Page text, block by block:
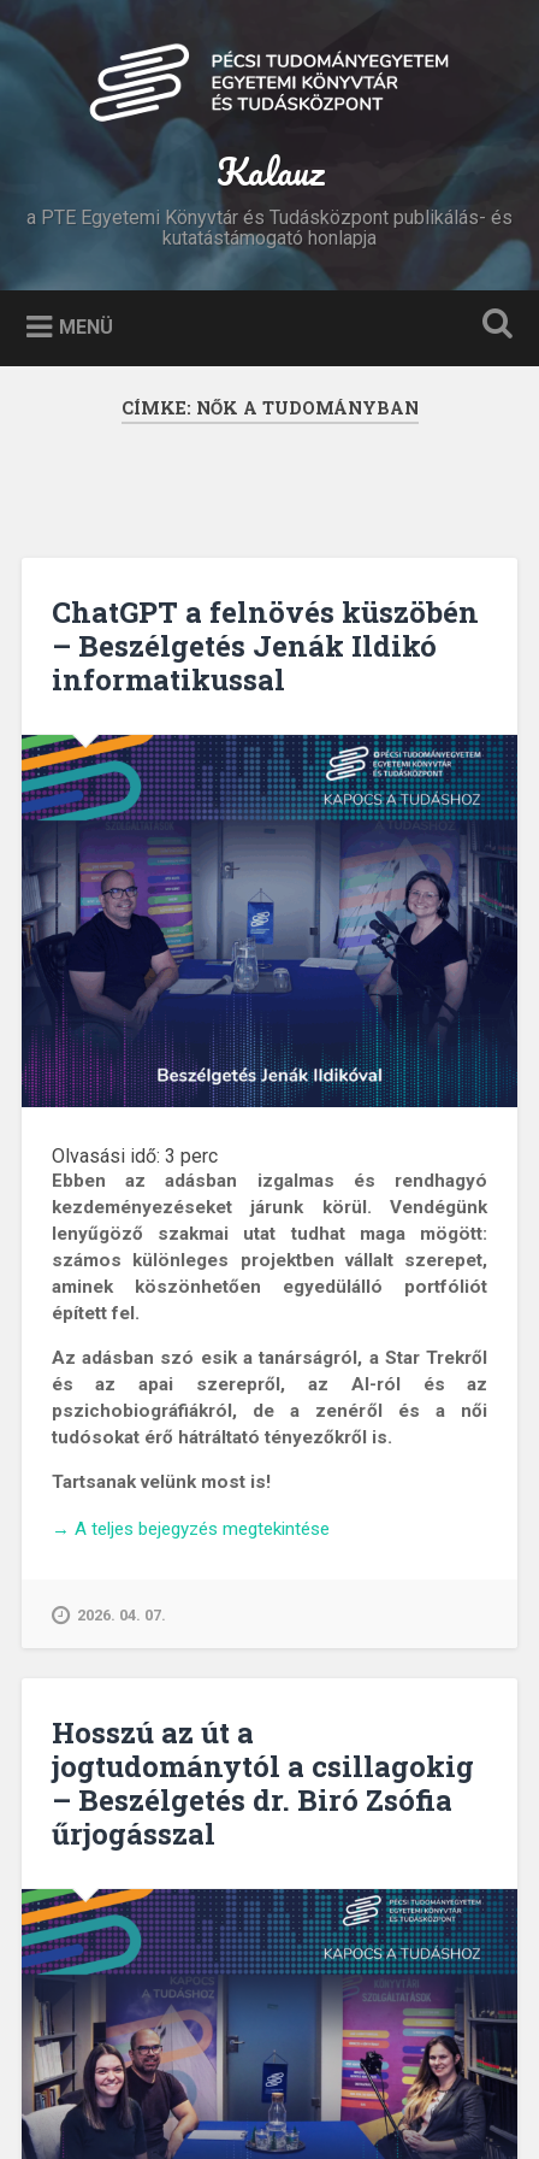
Tovább
tartalomhoz
Keresés
Kalauz
a PTE Egyetemi Könyvtár és Tudásközpont publikálás- és
kutatástámogató honlapja
MENÜ
CÍMKE: NŐK A TUDOMÁNYBAN
ChatGPT a felnövés küszöbén
– Beszélgetés Jenák Ildikó
informatikussal
Olvasási idő: 3 perc
Ebben az adásban izgalmas és rendhagyó
kezdeményezéseket járunk körül. Vendégünk
lenyűgöző szakmai utat tudhat maga mögött:
számos különleges projektben vállalt szerepet,
aminek köszönhetően egyedülálló portfóliót
épített fel.
Az adásban szó esik a tanárságról, a Star Trekről
és az apai szerepről, az AI-ról és az
pszichobiográfiákról, de a zenéről és a női
tudósokat érő hátráltató tényezőkről is.
Tartsanak velünk most is!
„ChatGPT
küszöbén
informatikussal”
→ A teljes bejegyzés megtekintése
2026. 04. 07.
Hosszú az út a
jogtudománytól a csillagokig
– Beszélgetés dr. Biró Zsófia
űrjogásszal